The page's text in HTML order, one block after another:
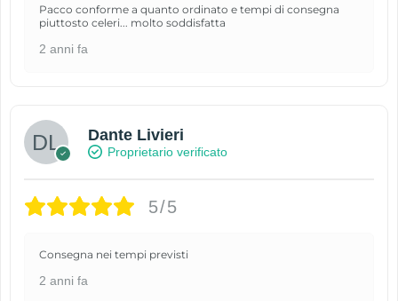
Pacco conforme a quanto ordinato e tempi di consegna
piuttosto celeri... molto soddisfatta
2 anni fa
Dante Livieri
Proprietario verificato
5/5
Consegna nei tempi previsti
2 anni fa